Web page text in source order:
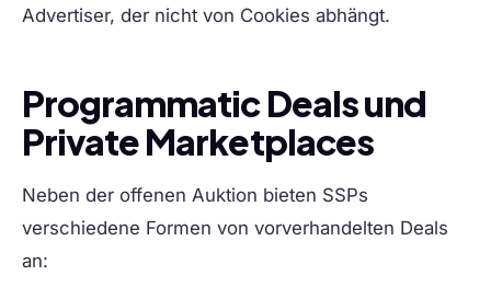
Advertiser, der nicht von Cookies abhängt.
Programmatic Deals und
Private Marketplaces
Neben der offenen Auktion bieten SSPs
verschiedene Formen von vorverhandelten Deals
an: